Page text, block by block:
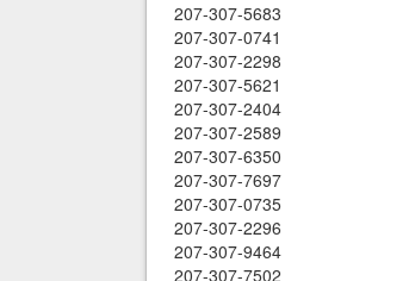
207-307-5683
207-307-0741
207-307-2298
207-307-5621
207-307-2404
207-307-2589
207-307-6350
207-307-7697
207-307-0735
207-307-2296
207-307-9464
207-307-7502